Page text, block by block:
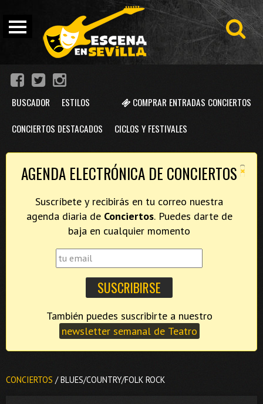
COMPRAR ENTRADAS CONCIERTOS
BUSCADOR ESTILOS
CONCIERTOS DESTACADOS CICLOS Y FESTIVALES
×
AGENDA ELECTRÓNICA DE CONCIERTOS
Suscríbete y recibirás en tu correo nuestra
agenda diaria de Conciertos. Puedes darte de
baja en cualquier momento
newsletter semanal de Teatro
CONCIERTOS / BLUES/COUNTRY/FOLK ROCK